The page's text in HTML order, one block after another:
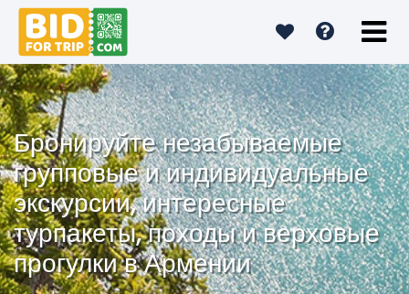
Бронируйте незабываемые
групповые и индивидуальные
экскурсии, интересные
турпакеты, походы и верховые
прогулки в Армении